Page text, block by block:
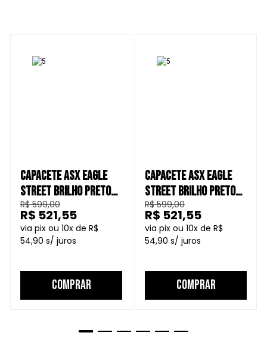
CAPACETE ASX EAGLE
STREET BRILHO PRETO
TIFFANY ROSA
R$ 599,00
10
R$
54,90
R$ 521,55
COMPRAR
CAPACETE ASX EAGLE
STREET BRILHO PRETO
GRAFITE BRANCO
R$ 599,00
10
R$
54,90
R$ 521,55
COMPRAR